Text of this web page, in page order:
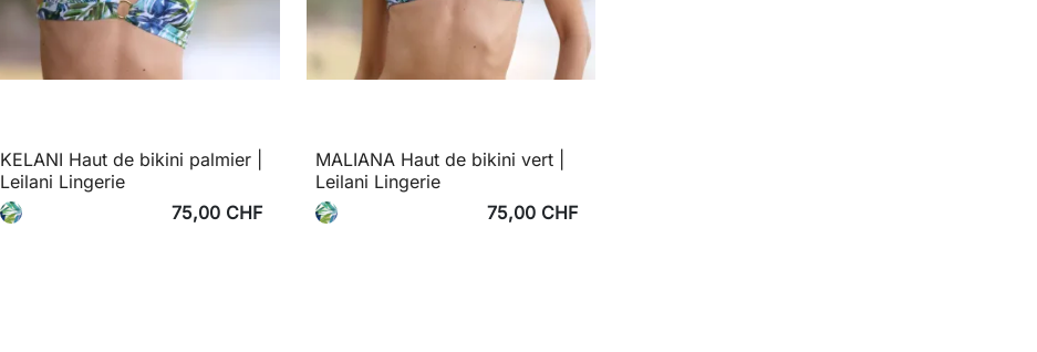
KELANI Haut de bikini palmier |
Leilani Lingerie
75,00 CHF
MALIANA Haut de bikini vert |
Leilani Lingerie
75,00 CHF